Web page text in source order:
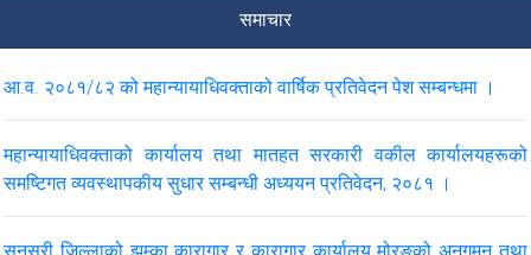
पुनरावेदन सम्बन्धी कारवाही समयमै सम्पन्न गर्ने सम्बन्धमा परिपत्र।
मिति २०८३।०२।२३ र २४ गते कोशी प्रदेशको विराटनगरमा आयोजना हुने
सरकारी वकीलहरूको प्रादेशिक कार्यशाला, २०८३ र चौथो पंचवर्षीय रणनीतिक
योजनाका प्रस्तावित क्रियाकलाप कार्यक्रम सम्बन्धी मनोनयन सम्बन्धमा ।
मिति २०८३।०२।१६ र १७ गते कर्णाली प्रदेशको सुर्खेतमा आयोजना हुने
समाचार
आ.व. २०८१/८२ को महान्यायाधिवक्ताको वार्षिक प्रतिवेदन पेश सम्बन्धमा ।
महान्यायाधिवक्ताको कार्यालय तथा मातहत सरकारी वकील कार्यालयहरूको
समष्टिगत व्यवस्थापकीय सुधार सम्बन्धी अध्ययन प्रतिवेदन, २०८१ ।